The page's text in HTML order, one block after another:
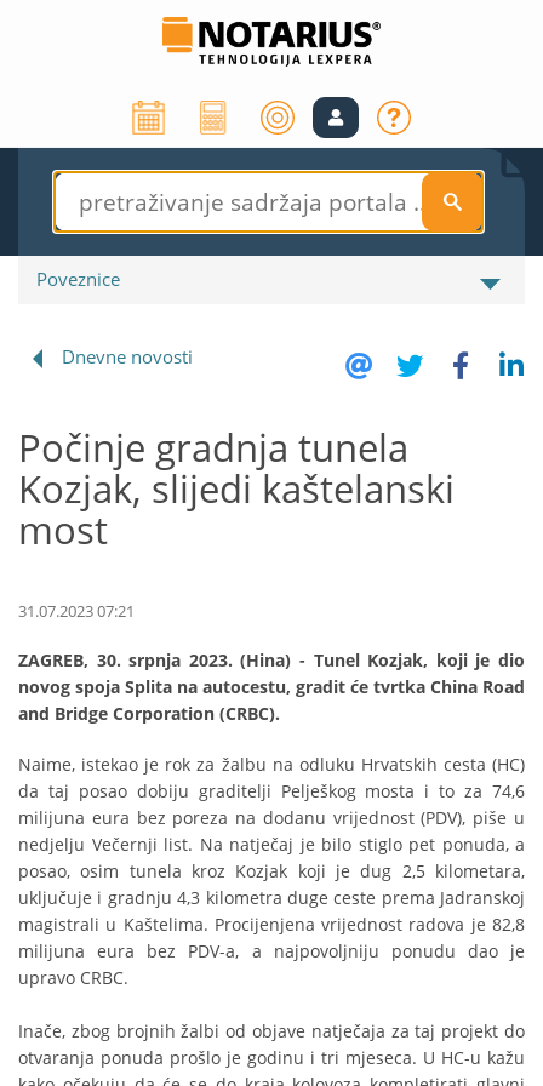
S
Poveznice
Dnevne novosti
Počinje gradnja tunela
Kozjak, slijedi kaštelanski
most
31.07.2023 07:21
ZAGREB, 30. srpnja 2023. (Hina) - Tunel Kozjak, koji je dio
novog spoja Splita na autocestu, gradit će tvrtka China Road
and Bridge Corporation (CRBC).
Naime, istekao je rok za žalbu na odluku Hrvatskih cesta (HC)
da taj posao dobiju graditelji Pelješkog mosta i to za 74,6
milijuna eura bez poreza na dodanu vrijednost (PDV), piše u
nedjelju Večernji list. Na natječaj je bilo stiglo pet ponuda, a
posao, osim tunela kroz Kozjak koji je dug 2,5 kilometara,
uključuje i gradnju 4,3 kilometra duge ceste prema Jadranskoj
magistrali u Kaštelima. Procijenjena vrijednost radova je 82,8
milijuna eura bez PDV-a, a najpovoljniju ponudu dao je
upravo CRBC.
Inače, zbog brojnih žalbi od objave natječaja za taj projekt do
otvaranja ponuda prošlo je godinu i tri mjeseca. U HC-u kažu